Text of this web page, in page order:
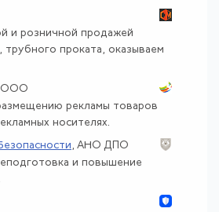
и розничной продажей
проката, оказываем
ООО
рекламы товаров
носителях.
, АНО ДПО
и повышение